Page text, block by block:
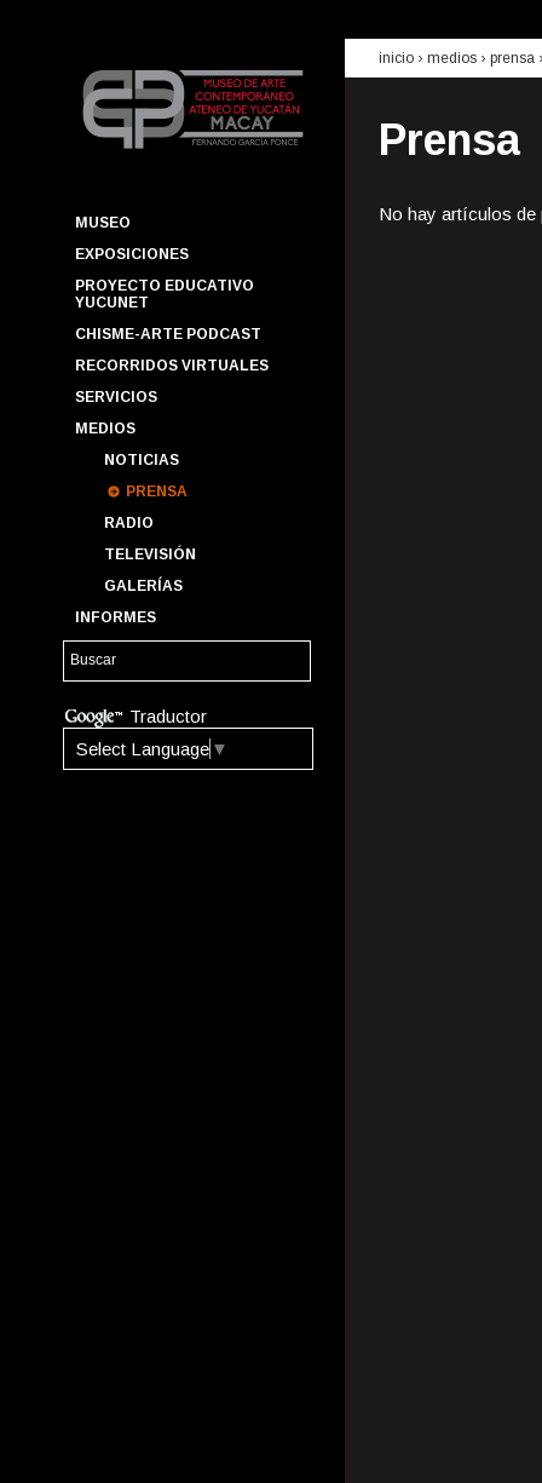
MUSEO
EXPOSICIONES
PROYECTO EDUCATIVO
YUCUNET
CHISME-ARTE PODCAST
RECORRIDOS VIRTUALES
SERVICIOS
MEDIOS
NOTICIAS
PRENSA
RADIO
TELEVISIÓN
GALERÍAS
INFORMES
Traductor
Select Language ▼
inicio › medios › prensa
Prensa
No hay artículos de